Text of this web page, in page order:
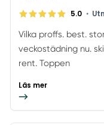
5.0 •
Vilka proffs. best.
veckostädning nu.
rent. Toppen
Läs mer